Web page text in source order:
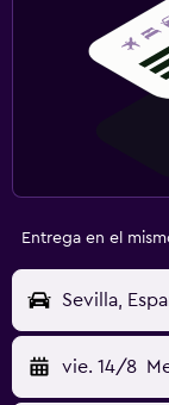
Entrega en el
Sevilla,
vie. 14/8